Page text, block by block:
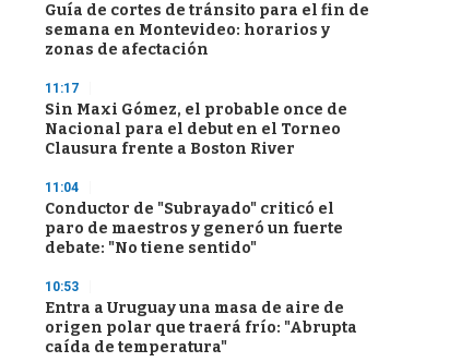
Guía de cortes de tránsito para el fin de
semana en Montevideo: horarios y
zonas de afectación
11:17
Sin Maxi Gómez, el probable once de
Nacional para el debut en el Torneo
Clausura frente a Boston River
11:04
Conductor de "Subrayado" criticó el
paro de maestros y generó un fuerte
debate: "No tiene sentido"
10:53
Entra a Uruguay una masa de aire de
origen polar que traerá frío: "Abrupta
caída de temperatura"